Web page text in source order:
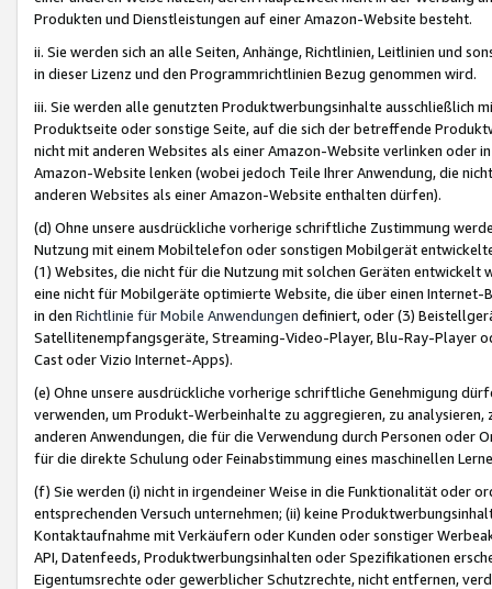
Produkten und Dienstleistungen auf einer Amazon-Website besteht.
ii. Sie werden sich an alle Seiten, Anhänge, Richtlinien, Leitlinien und
in dieser Lizenz und den Programmrichtlinien Bezug genommen wird.
iii. Sie werden alle genutzten Produktwerbungsinhalte ausschließlich
Produktseite oder sonstige Seite, auf die sich der betreffende
nicht mit anderen Websites als einer Amazon-Website verlinken oder
Amazon-Website lenken (wobei jedoch Teile Ihrer Anwendung, die
anderen Websites als einer Amazon-Website enthalten dürfen).
(d) Ohne unsere ausdrückliche vorherige schriftliche Zustimmung
Nutzung mit einem Mobiltelefon oder sonstigen Mobilgerät
(1) Websites, die nicht für die Nutzung mit solchen Geräten
eine nicht für Mobilgeräte optimierte Website, die über einen
in den Richtlinie für Mobile Anwendungen definiert, oder (3)
Satellitenempfangsgeräte, Streaming-Video-Player, Blu-Ray-Player
Cast oder Vizio Internet-Apps).
(e) Ohne unsere ausdrückliche vorherige schriftliche Genehmigung
verwenden, um Produkt-Werbeinhalte zu aggregieren, zu
anderen Anwendungen, die für die Verwendung durch Personen
für die direkte Schulung oder Feinabstimmung eines maschinellen
(f) Sie werden (i) nicht in irgendeiner Weise in die Funktionalität oder
entsprechenden Versuch unternehmen; (ii) keine
Kontaktaufnahme mit Verkäufern oder Kunden oder sonstiger
API, Datenfeeds, Produktwerbungsinhalten oder Spezifikationen
Eigentumsrechte oder gewerblicher Schutzrechte, nicht entfernen,